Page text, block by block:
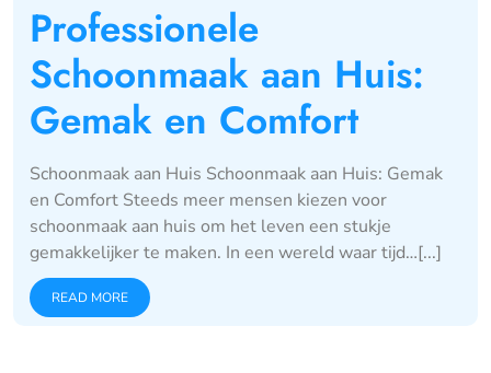
Professionele
Schoonmaak aan Huis:
Gemak en Comfort
Schoonmaak aan Huis Schoonmaak aan Huis: Gemak
en Comfort Steeds meer mensen kiezen voor
schoonmaak aan huis om het leven een stukje
gemakkelijker te maken. In een wereld waar tijd…[...]
READ MORE